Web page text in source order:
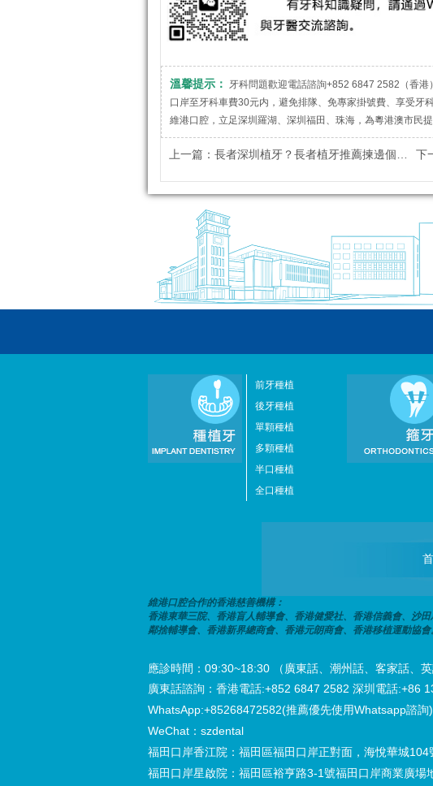
溫馨提示：
牙科問題歡迎電話諮詢+852 6847 2582（香
口岸至牙科車費30元内，避免排隊、免專家掛號費、享受牙
維港口腔，立足深圳羅湖、深圳福田、珠海，為粵港澳市民提
上一篇： 長者深圳植牙？長者植牙推薦揀邊個植牙品牌？ 下
前牙種植
後牙種植
單顆種植
多顆種植
半口種植
全口種植
維港口腔合作的香港慈善機構：
香港東華三院、香港盲人輔導會、香港健愛社、香港信義會、沙
鄰捨輔導會、香港新界總商會、香港元朗商會、香港移植運動協會
應診時間：09:30~18:30 （廣東話、潮州話、客家話、英
廣東話諮詢：香港電話:+852 6847 2582 深圳電話:+86
WhatsApp:+85268472582(推薦優先使用Whatsapp諮詢)
WeChat：szdental
福田口岸香江院：福田區福田口岸正對面，海悅華城104
福田口岸星啟院：福田區裕亨路3-1號福田口岸商業廣場